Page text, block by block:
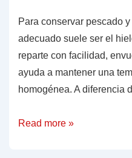
Para conservar pescado
adecuado suele ser el
reparte con facilidad,
ayuda a mantener una
homogénea. A diferencia
Qué
Read more »